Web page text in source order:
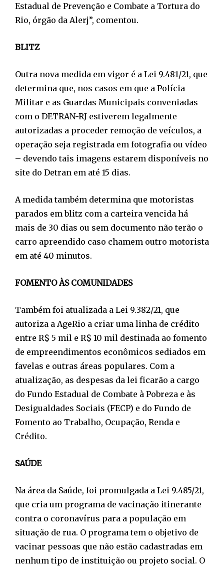
Estadual de Prevenção e Combate a Tortura do
Rio, órgão da Alerj”, comentou.
BLITZ
Outra nova medida em vigor é a Lei 9.481/21, que
determina que, nos casos em que a Polícia
Militar e as Guardas Municipais conveniadas
com o DETRAN-RJ estiverem legalmente
autorizadas a proceder remoção de veículos, a
operação seja registrada em fotografia ou vídeo
– devendo tais imagens estarem disponíveis no
site do Detran em até 15 dias.
A medida também determina que motoristas
parados em blitz com a carteira vencida há
mais de 30 dias ou sem documento não terão o
carro apreendido caso chamem outro motorista
em até 40 minutos.
FOMENTO ÀS COMUNIDADES
Também foi atualizada a Lei 9.382/21, que
autoriza a AgeRio a criar uma linha de crédito
entre R$ 5 mil e R$ 10 mil destinada ao fomento
de empreendimentos econômicos sediados em
favelas e outras áreas populares. Com a
atualização, as despesas da lei ficarão a cargo
do Fundo Estadual de Combate à Pobreza e às
Desigualdades Sociais (FECP) e do Fundo de
Fomento ao Trabalho, Ocupação, Renda e
Crédito.
SAÚDE
Na área da Saúde, foi promulgada a Lei 9.485/21,
que cria um programa de vacinação itinerante
contra o coronavírus para a população em
situação de rua. O programa tem o objetivo de
vacinar pessoas que não estão cadastradas em
nenhum tipo de instituição ou projeto social. O